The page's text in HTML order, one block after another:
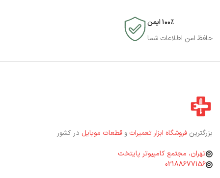
۱۰۰٪ ایمن
حافظ امن اطلاعات شما
بزرگترین فروشگاه ابزار تعمیرات و قطعات موبایل در کشور
تهران، مجتمع کامپیوتر پایتخت
02188677156